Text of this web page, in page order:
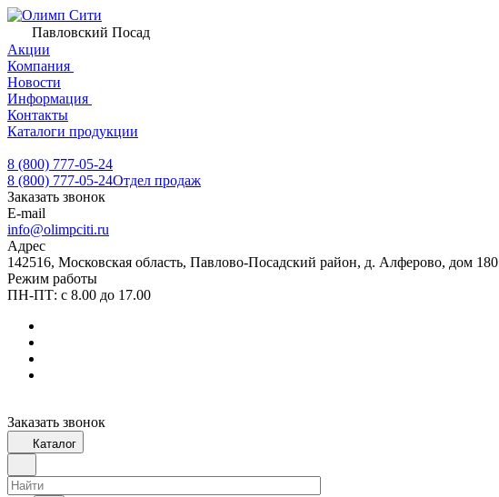
Павловский Посад
Акции
Компания
Новости
Информация
Контакты
Каталоги продукции
8 (800) 777-05-24
8 (800) 777-05-24Отдел продаж
Заказать звонок
E-mail
info@olimpciti.ru
Адрес
142516, Московская область, Павлово-Посадский район, д. Алферово, дом 180
Режим работы
ПН-ПТ: с 8.00 до 17.00
Заказать звонок
Каталог